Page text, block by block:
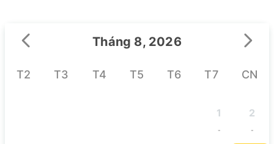
Tháng 8, 2026
T2 T3 T4 T5 T6 T7 CN
1
-
2
-